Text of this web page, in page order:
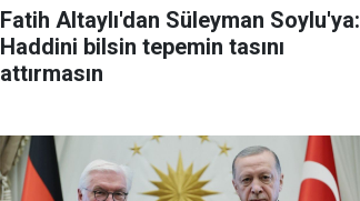
Fatih Altaylı'dan Süleyman Soylu'ya:
Haddini bilsin tepemin tasını
attırmasın